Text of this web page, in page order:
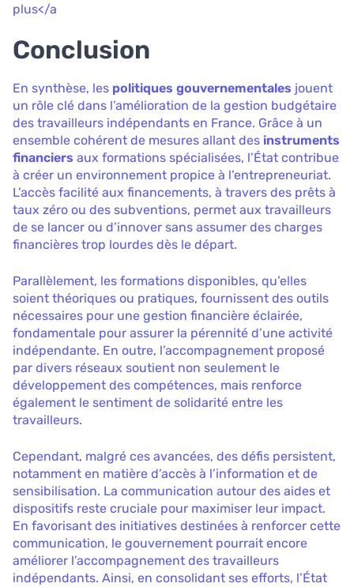
plus</a
Conclusion
En synthèse, les politiques gouvernementales jouent
un rôle clé dans l’amélioration de la gestion budgétaire
des travailleurs indépendants en France. Grâce à un
ensemble cohérent de mesures allant des instruments
financiers aux formations spécialisées, l’État contribue
à créer un environnement propice à l’entrepreneuriat.
L’accès facilité aux financements, à travers des prêts à
taux zéro ou des subventions, permet aux travailleurs
de se lancer ou d’innover sans assumer des charges
financières trop lourdes dès le départ.
Parallèlement, les formations disponibles, qu’elles
soient théoriques ou pratiques, fournissent des outils
nécessaires pour une gestion financière éclairée,
fondamentale pour assurer la pérennité d’une activité
indépendante. En outre, l’accompagnement proposé
par divers réseaux soutient non seulement le
développement des compétences, mais renforce
également le sentiment de solidarité entre les
travailleurs.
Cependant, malgré ces avancées, des défis persistent,
notamment en matière d’accès à l’information et de
sensibilisation. La communication autour des aides et
dispositifs reste cruciale pour maximiser leur impact.
En favorisant des initiatives destinées à renforcer cette
communication, le gouvernement pourrait encore
améliorer l’accompagnement des travailleurs
indépendants. Ainsi, en consolidant ses efforts, l’État